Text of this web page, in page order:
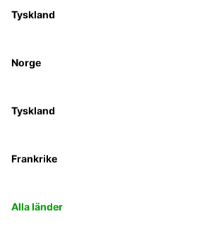
Tyskland
Norge
Tyskland
Frankrike
Alla länder